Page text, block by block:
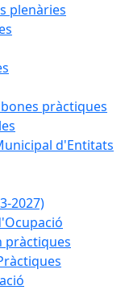
plenàries
pràctiques
d'Entitats
2027)
pràctiques